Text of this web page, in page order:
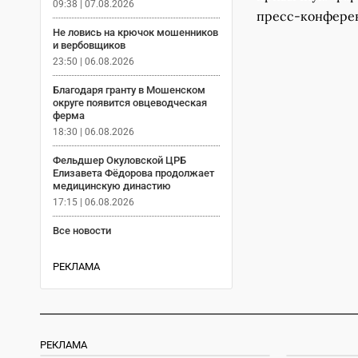
09:38 | 07.08.2026
Не ловись на крючок мошенников
и вербовщиков
23:50 | 06.08.2026
Благодаря гранту в Мошенском
округе появится овцеводческая
ферма
18:30 | 06.08.2026
Фельдшер Окуловской ЦРБ
Елизавета Фёдорова продолжает
медицинскую династию
17:15 | 06.08.2026
Все новости
РЕКЛАМА
пресс-
РЕКЛАМА